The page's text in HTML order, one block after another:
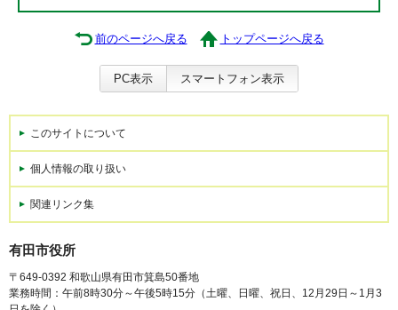
前のページへ戻る トップページへ戻る
PC表示 スマートフォン表示
このサイトについて
個人情報の取り扱い
関連リンク集
有田市役所
〒649-0392 和歌山県有田市箕島50番地
業務時間：午前8時30分～午後5時15分（土曜、日曜、祝日、12月29日～1月3